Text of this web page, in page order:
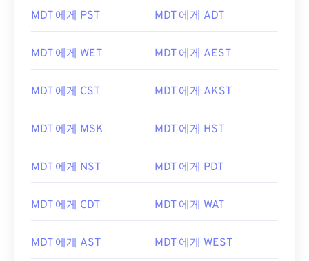
MDT 에게 PST MDT 에게 ADT
MDT 에게 WET MDT 에게 AEST
MDT 에게 CST MDT 에게 AKST
MDT 에게 MSK MDT 에게 HST
MDT 에게 NST MDT 에게 PDT
MDT 에게 CDT MDT 에게 WAT
MDT 에게 AST MDT 에게 WEST